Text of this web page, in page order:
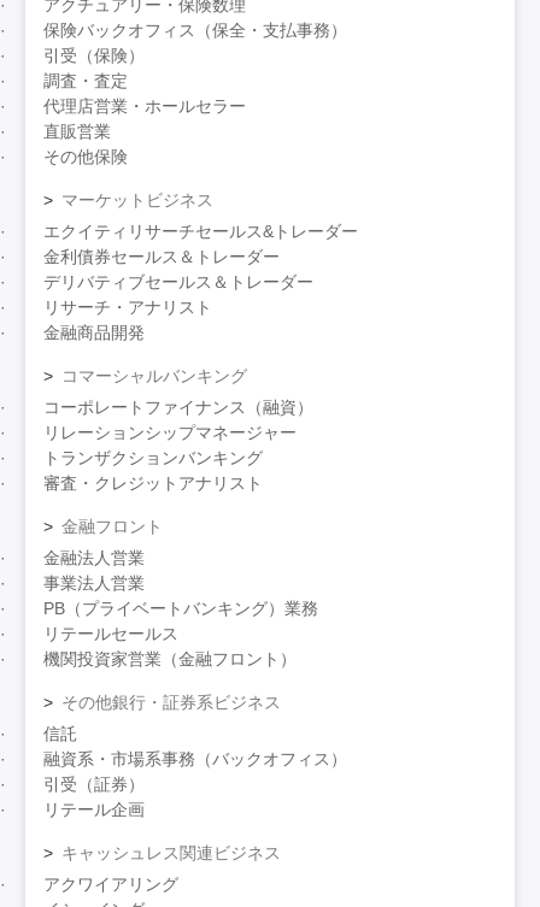
アクチュアリー・保険数理
保険バックオフィス（保全・支払事務）
引受（保険）
調査・査定
代理店営業・ホールセラー
直販営業
その他保険
マーケットビジネス
エクイティリサーチセールス&トレーダー
金利債券セールス＆トレーダー
デリバティブセールス＆トレーダー
リサーチ・アナリスト
金融商品開発
コマーシャルバンキング
コーポレートファイナンス（融資）
リレーションシップマネージャー
トランザクションバンキング
審査・クレジットアナリスト
金融フロント
金融法人営業
事業法人営業
PB（プライベートバンキング）業務
リテールセールス
機関投資家営業（金融フロント）
その他銀行・証券系ビジネス
信託
融資系・市場系事務（バックオフィス）
引受（証券）
リテール企画
キャッシュレス関連ビジネス
アクワイアリング